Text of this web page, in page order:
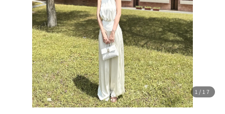
1 /17